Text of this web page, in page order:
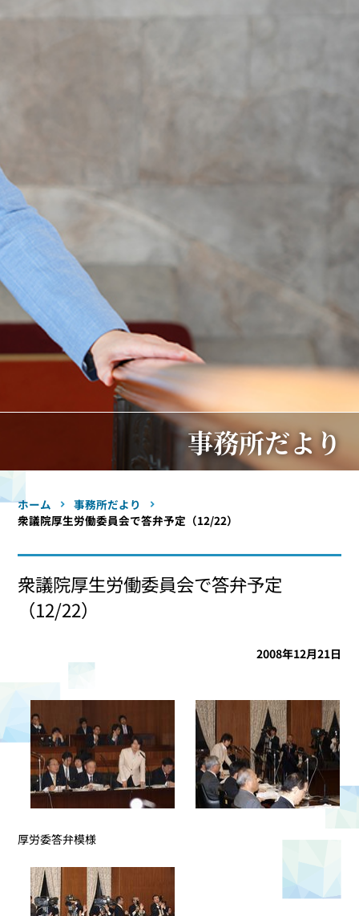
事務所だより
ホーム
事務所だより
衆議院厚生労働委員会で答弁予定（12/22）
衆議院厚生労働委員会で答弁予定
（12/22）
2008年12月21日
厚労委答弁模様